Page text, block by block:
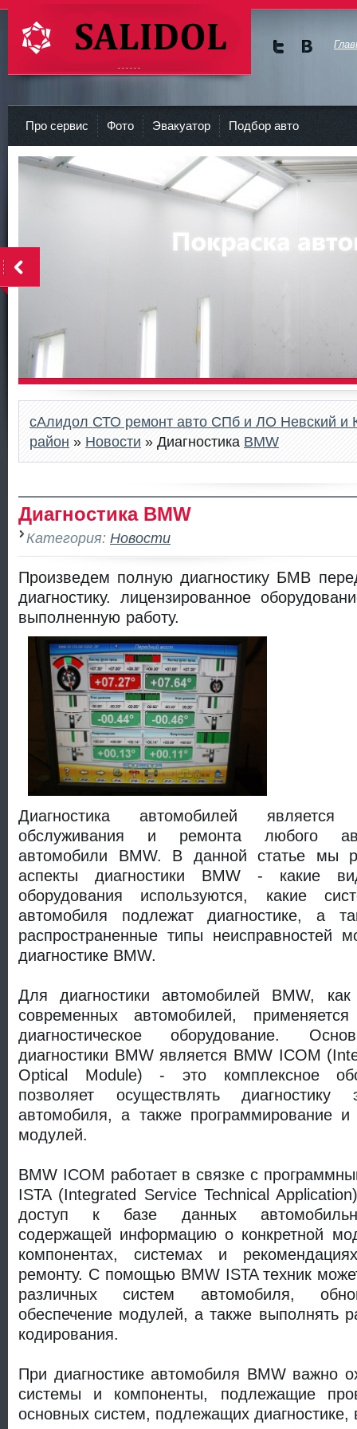
СТО Салидол | salidol в СПб и ЛО
Про сервис Фото Эвакуатор Подбор авто
сАлидол СТО ремонт авто СПб и ЛО Невский и
район » Новости » Диагностика BMW
Диагностика BMW
Категория: Новости
Произведем полную диагностику БМВ
диагностику. лицензированное
выполненную работу.
Диагностика автомобилей
обслуживания и ремонта любого
автомобили BMW. В данной статье мы
аспекты диагностики BMW - какие
оборудования используются, какие
автомобиля подлежат диагностике, а
распространенные типы неисправностей
диагностике BMW.
Для диагностики автомобилей BMW,
современных автомобилей, применяется
диагностическое оборудование.
диагностики BMW является BMW ICOM
Optical Module) - это комплексное
позволяет осуществлять диагностику
автомобиля, а также программирование и
модулей.
BMW ICOM работает в связке с
ISTA (Integrated Service Technical
доступ к базе данных
содержащей информацию о конкретной
компонентах, системах и
ремонту. С помощью BMW ISTA техник
различных систем автомобиля,
обеспечение модулей, а также выполнять
кодирования.
При диагностике автомобиля BMW важно
системы и компоненты, подлежащие
основных систем, подлежащих диагностике,